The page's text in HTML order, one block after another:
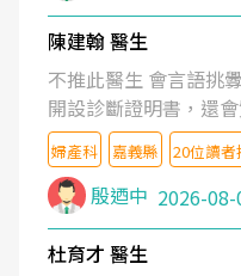
陳建翰 醫生
不推此醫生 會言語挑
開設診斷證明書，還
婦產科 嘉義縣 20位讀者
殷迺中 2026-08-
杜育才 醫生